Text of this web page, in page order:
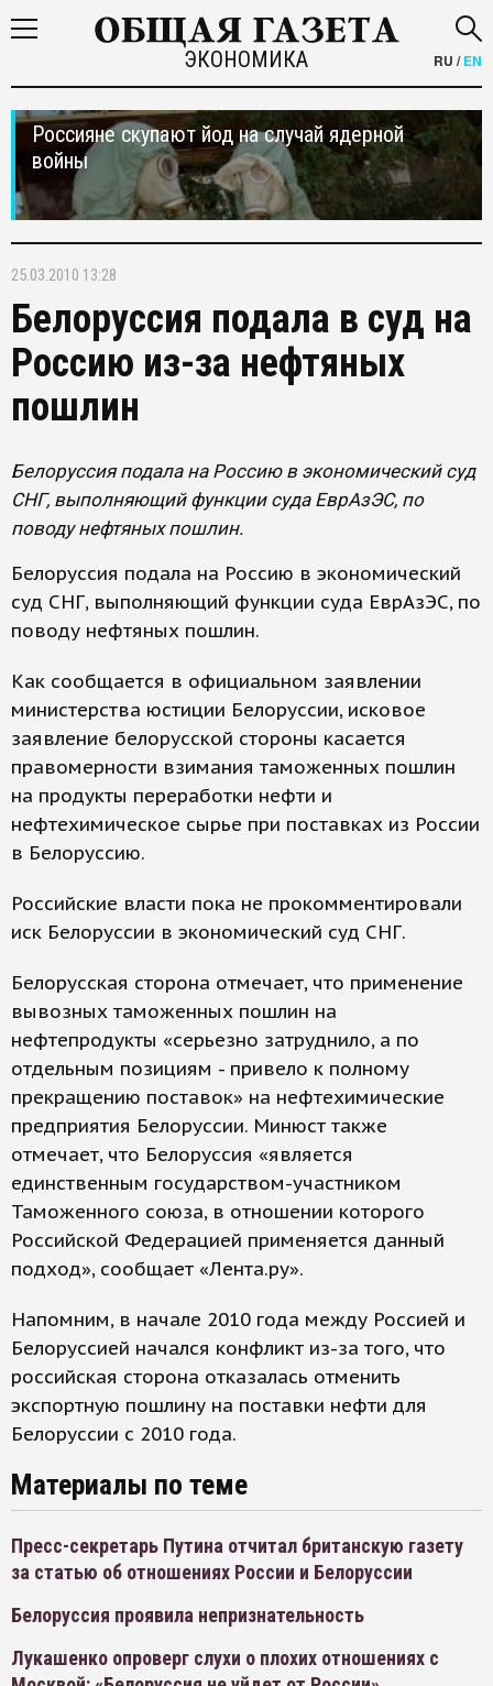
ЭКОНОМИКА RU /EN
Россияне скупают йод на случай ядерной
войны
25.03.2010 13:28
Белоруссия подала в суд на
Россию из-за нефтяных
пошлин
Белоруссия подала на Россию в экономический суд
СНГ, выполняющий функции суда ЕврАзЭС, по
поводу нефтяных пошлин.
Белоруссия подала на Россию в экономический
суд СНГ, выполняющий функции суда ЕврАзЭС, по
поводу нефтяных пошлин.
Как сообщается в официальном заявлении
министерства юстиции Белоруссии, исковое
заявление белорусской стороны касается
правомерности взимания таможенных пошлин
на продукты переработки нефти и
нефтехимическое сырье при поставках из России
в Белоруссию.
Российские власти пока не прокомментировали
иск Белоруссии в экономический суд СНГ.
Белорусская сторона отмечает, что применение
вывозных таможенных пошлин на
нефтепродукты «серьезно затруднило, а по
отдельным позициям - привело к полному
прекращению поставок» на нефтехимические
предприятия Белоруссии. Минюст также
отмечает, что Белоруссия «является
единственным государством-участником
Таможенного союза, в отношении которого
Российской Федерацией применяется данный
подход», сообщает «Лента.ру».
Напомним, в начале 2010 года между Россией и
Белоруссией начался конфликт из-за того, что
российская сторона отказалась отменить
экспортную пошлину на поставки нефти для
Белоруссии с 2010 года.
Материалы по теме
Пресс-секретарь Путина отчитал британскую газету
за статью об отношениях России и Белоруссии
Белоруссия проявила непризнательность
Лукашенко опроверг слухи о плохих отношениях с